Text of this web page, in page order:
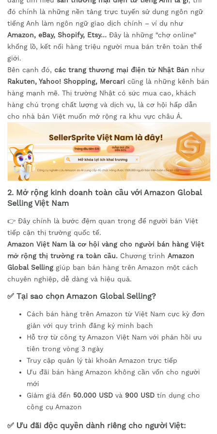
đó chính là những nền tảng trực tuyến sử dụng ngôn ngữ
tiếng Anh làm ngôn ngữ giao dịch chính – ví dụ như
Amazon, eBay, Shopify, Etsy… Đây là những “chợ online”
khổng lồ, kết nối hàng triệu người mua bán trên toàn thế
giới.
Bên cạnh đó, các trang thương mại điện tử Nhật Bản như
Rakuten, Yahoo! Shopping, Mercari cũng là những kênh bán
hàng mạnh mẽ. Thị trường Nhật có sức mua cao, khách
hàng chú trọng chất lượng và dịch vụ, là cơ hội hấp dẫn
cho nhà bán Việt muốn mở rộng ra khu vực châu Á.
2. Mở rộng kinh doanh toàn cầu với Amazon Global
Selling Việt Nam
👉 Đây chính là bước đệm quan trọng để người bán Việt
tiếp cận thị trường quốc tế.
Amazon Việt Nam là cơ hội vàng cho người bán hàng Việt
mở rộng thị trường ra toàn cầu. Chương trình Amazon
Global Selling giúp bạn bán hàng trên Amazon một cách
chuyên nghiệp, dễ dàng và hiệu quả.
✅ Tại sao chọn Amazon Global Selling?
Cách bán hàng trên Amazon từ Việt Nam cực kỳ đơn
giản với quy trình đăng ký minh bạch
Hỗ trợ từ công ty Amazon Việt Nam với phản hồi ưu
tiên trong vòng 3 ngày
Truy cập quản lý tài khoản Amazon trực tiếp
Ưu đãi bán hàng Amazon không cần vốn cho người
mới
Giảm giá đến 50.000 USD và 900 USD tín dụng cho
công cụ Amazon
✅ Ưu đãi độc quyền dành riêng cho người Việt: